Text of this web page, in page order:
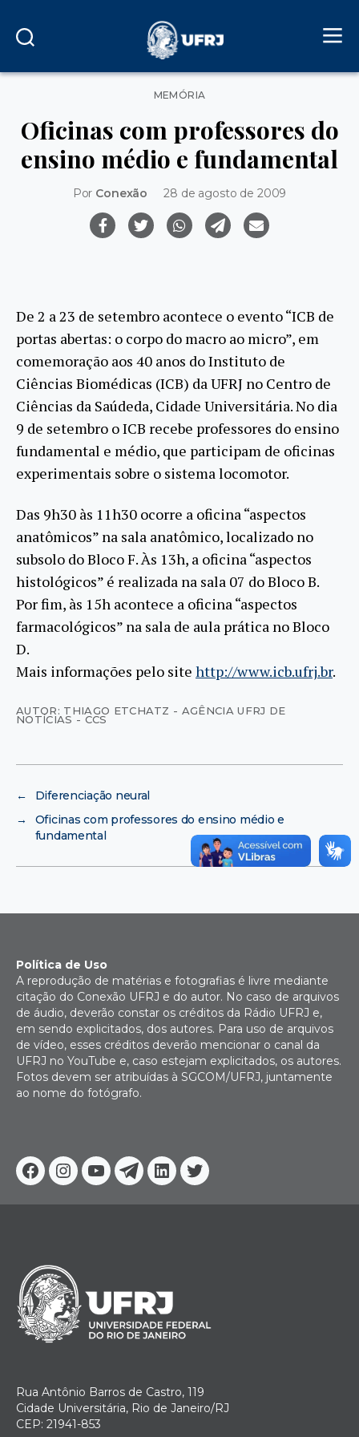
Categorias
MEMÓRIA
Oficinas com professores do
ensino médio e fundamental
Por Conexão 28 de agosto de 2009
De 2 a 23 de setembro acontece o evento “ICB de
portas abertas: o corpo do macro ao micro”, em
comemoração aos 40 anos do Instituto de
Ciências Biomédicas (ICB) da UFRJ no Centro de
Ciências da Saúdeda, Cidade Universitária. No dia
9 de setembro o ICB recebe professores do ensino
fundamental e médio, que participam de oficinas
experimentais sobre o sistema locomotor.
Das 9h30 às 11h30 ocorre a oficina “aspectos
anatômicos” na sala anatômico, localizado no
subsolo do Bloco F. Às 13h, a oficina “aspectos
histológicos” é realizada na sala 07 do Bloco B.
Por fim, às 15h acontece a oficina “aspectos
farmacológicos” na sala de aula prática no Bloco
D.
Mais informações pelo site http://www.icb.ufrj.br.
AUTOR: THIAGO ETCHATZ - AGÊNCIA UFRJ DE
NOTÍCIAS - CCS
←
Diferenciação neural
→
Oficinas com professores do ensino médio e
fundamental
Facebook
Instagram
YoutubeTelegram
Linkedin
Twitter
Política de Uso
A reprodução de matérias e fotografias é livre mediante
citação do Conexão UFRJ e do autor. No caso de arquivos
de áudio, deverão constar os créditos da Rádio UFRJ e,
em sendo explicitados, dos autores. Para uso de arquivos
de vídeo, esses créditos deverão mencionar o canal da
UFRJ no YouTube e, caso estejam explicitados, os autores.
Fotos devem ser atribuídas à SGCOM/UFRJ, juntamente
ao nome do fotógrafo.
Rua Antônio Barros de Castro, 119
Cidade Universitária, Rio de Janeiro/RJ
CEP: 21941-853